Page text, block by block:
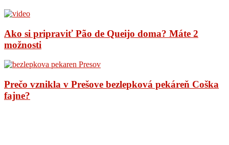
Ako si pripraviť Pão de Queijo doma? Máte 2
možnosti
Prečo vznikla v Prešove bezlepková pekáreň Coška
fajne?